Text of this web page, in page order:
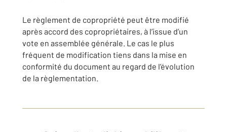
Le règlement de copropriété peut être modifié
après accord des copropriétaires, à l’issue d’un
vote en assemblée générale. Le cas le plus
fréquent de modification tiens dans la mise en
conformité du document au regard de l’évolution
de la règlementation.